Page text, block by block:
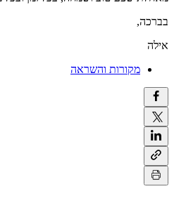
בברכה,
אילה
מקורות והשראה